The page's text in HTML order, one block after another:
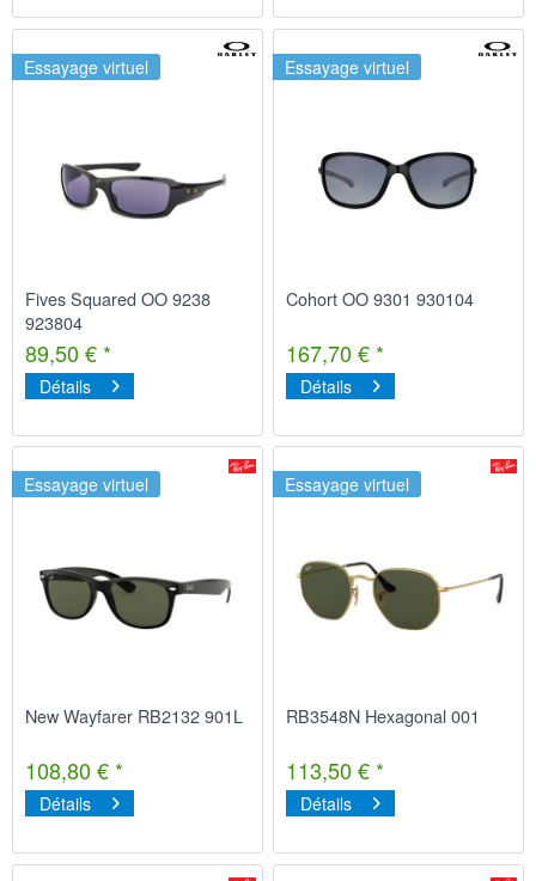
Essayage virtuel
Fives Squared OO 9238
923804
89,50 € *
Détails
Essayage virtuel
Cohort OO 9301 930104
167,70 € *
Détails
Essayage virtuel
New Wayfarer RB2132 901L
108,80 € *
Détails
Essayage virtuel
RB3548N Hexagonal 001
113,50 € *
Détails